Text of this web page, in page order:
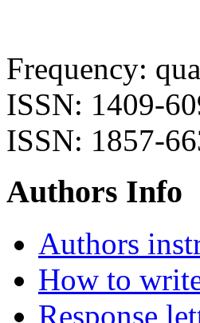
Frequency:
ISSN: 1409-
ISSN: 1857-
Authors Info
Authors
How to
Response